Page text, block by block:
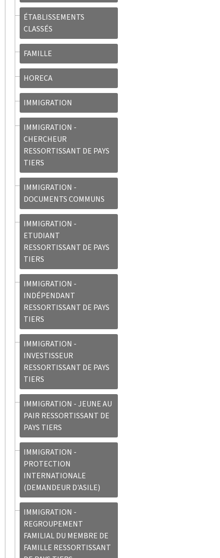
ÉTABLISSEMENTS
CLASSÉS
FAMILLE
HORECA
IMMIGRATION
IMMIGRATION -
CHERCHEUR
RESSORTISSANT DE PAYS
TIERS
IMMIGRATION -
DOCUMENTS COMMUNS
IMMIGRATION -
ETUDIANT
RESSORTISSANT DE PAYS
TIERS
IMMIGRATION -
INDÉPENDANT
RESSORTISSANT DE PAYS
TIERS
IMMIGRATION -
INVESTISSEUR
RESSORTISSANT DE PAYS
TIERS
IMMIGRATION - JEUNE AU
PAIR RESSORTISSANT DE
PAYS TIERS
IMMIGRATION -
PROTECTION
INTERNATIONALE
(DEMANDEUR D'ASILE)
IMMIGRATION -
REGROUPEMENT
FAMILIAL DU MEMBRE DE
FAMILLE RESSORTISSANT